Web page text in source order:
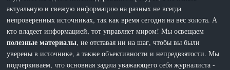
актуальную и свежую информацию на разных не всегда
непроверенных источниках, так как время сегодня на вес золота. А
кто владеет информацией, тот управляет миром! Мы освещаем
полезные материалы, не отставая ни на шаг, чтобы вы были
уверены в источнике, а также объективности и непредвзятости. Мы
подчеркиваем, что основная задача уважающего себя журналиста -